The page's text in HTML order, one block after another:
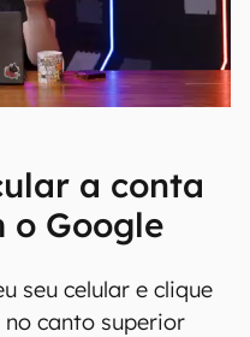
a conta
o Google
seu celular e clique
no canto superior